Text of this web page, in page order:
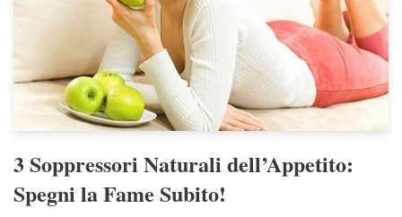
3 Soppressori Naturali dell’Appetito:
Spegni la Fame Subito!